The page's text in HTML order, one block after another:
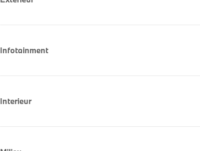
Infotainment
Interieur